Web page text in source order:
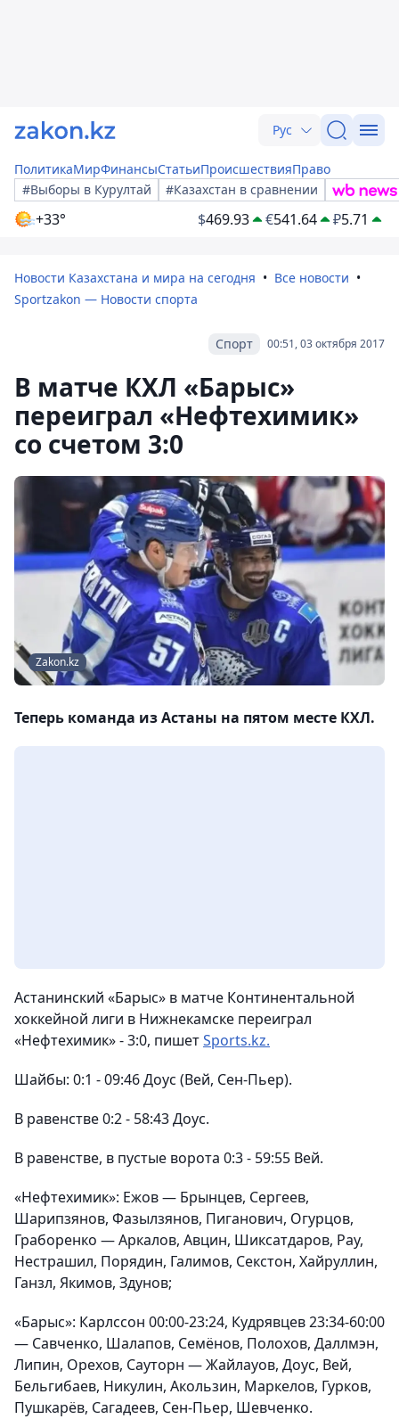
Рус
ПолитикаМирФинансыСтатьиПроисшествияПраво
#Выборы в Курултай
#Казахстан в сравнении
+33° $469.93 €541.64 ₽5.71
Новости Казахстана и мира на сегодня
Все новости
Sportzakon — Новости спорта
00:51, 03 октября 2017
Спорт
В матче КХЛ «Барыс»
переиграл «Нефтехимик»
со счетом 3:0
Zakon.kz
Теперь команда из Астаны на пятом месте КХЛ.
Астанинский «Барыс» в матче Континентальной
хоккейной лиги в Нижнекамске переиграл
«Нефтехимик» - 3:0, пишетSports.kz.
Шайбы: 0:1 - 09:46 Доус (Вей, Сен-Пьер).
В равенстве 0:2 - 58:43 Доус.
В равенстве, в пустые ворота 0:3 - 59:55 Вей.
«Нефтехимик»: Ежов — Брынцев, Сергеев,
Шарипзянов, Фазылзянов, Пиганович, Огурцов,
Граборенко — Аркалов, Авцин, Шиксатдаров, Рау,
Нестрашил, Порядин, Галимов, Секстон, Хайруллин,
Ганзл, Якимов, Здунов;
«Барыс»: Карлссон 00:00-23:24, Кудрявцев 23:34-60:00
— Савченко, Шалапов, Семёнов, Полохов, Даллмэн,
Липин, Орехов, Сауторн — Жайлауов, Доус, Вей,
Бельгибаев, Никулин, Акользин, Маркелов, Гурков,
Пушкарёв, Сагадеев, Сен-Пьер, Шевченко.